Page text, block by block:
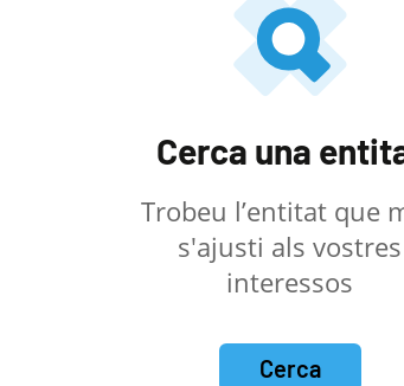
Cerca una
Trobeu l’entitat que
s'ajusti als vostres
interessos
Cerca